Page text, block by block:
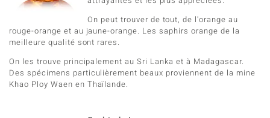
On peut trouver de tout, de l'orange au
rouge-orange et au jaune-orange. Les saphirs orange de la
meilleure qualité sont rares.
On les trouve principalement au Sri Lanka et à Madagascar.
Des spécimens particulièrement beaux proviennent de la mine
Khao Ploy Waen en Thaïlande.